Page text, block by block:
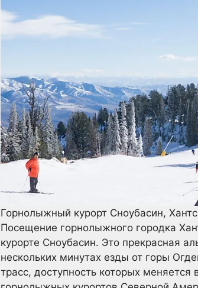
Горнолыжный курорт Сноубасин,
Посещение горнолыжного городка
курорте Сноубасин. Это прекрасная
нескольких минутах езды от горы
трасс, доступность которых